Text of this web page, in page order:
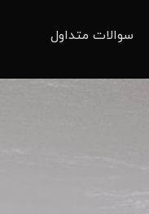
سوالات متداول